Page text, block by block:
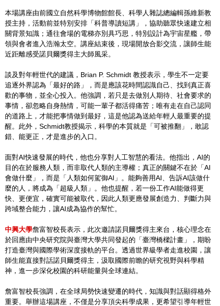
本場講座由前國立自然科學博物館館長、科學人雜誌總編輯孫維新教
授主持，活動前並特別安排「科普導讀短講」，協助聽眾快速建立相
關背景知識；通往會場的電梯亦別具巧思，特別設計為宇宙星艦，帶
領與會者進入浩瀚太空。講座結束後，現場開放合影交流，讓師生能
近距離感受諾貝爾獎得主大師風采。
談及對年輕世代的建議，Brian P. Schmidt 教授表示，學生不一定要
追逐外界認為「最好的路」，而是應該花時間認識自己、找到真正喜
歡的事物，並全心投入。他強調，若只是去做別人期待、社會要求的
事情，卻忽略自身熱情，可能一輩子都活得痛苦；唯有走在自己認同
的道路上，才能把事情做到最好，這是他認為送給年輕人最重要的提
醒。此外，Schmidt教授揭示，科學的本質就是「可被推翻」，敢認
錯、能更正，才是進步的入口。
面對AI快速發展的時代，他也分享對人工智慧的看法。他指出，AI的
目的在於服務人類，而非取代人類的主導權；真正的關鍵不在於「AI
會做什麼」，而是「人類如何駕御AI」。能夠善用AI、告訴AI該做什
麼的人，將成為「超級人類」。他也提醒，若一份工作AI能做得更
快、更便宜，確實可能被取代，因此人類更應發展創造力、判斷力與
跨域整合能力，讓AI成為協作的幫忙。
中興大學詹富智校長表示，此次邀請諾貝爾獎得主來台，核心理念在
於回應由中央研究院與臺灣大學共同發起的「臺灣橋樑計畫」，期盼
打造臺灣與國際學術深度接軌的平台。透過世界級學者走進校園，讓
師生能直接對話諾貝爾獎得主，汲取國際前瞻的研究視野與科學精
神，進一步深化校園的科研能量與全球連結。
詹富智校長強調，在全球局勢快速變遷的時代，知識與對話顯得格外
重要。舉辦這場講座，不僅是分享頂尖科學成果，更希望引導年輕世